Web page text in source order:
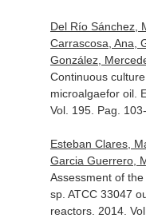
Del Río Sánchez,
Carrascosa, Ana,
González,
Continuous
microalgaefor oil.
Vol. 195. Pag.
Esteban Clares,
Garcia Guerrero,
Assessment of
sp. ATCC 33047
reactors. 2014.